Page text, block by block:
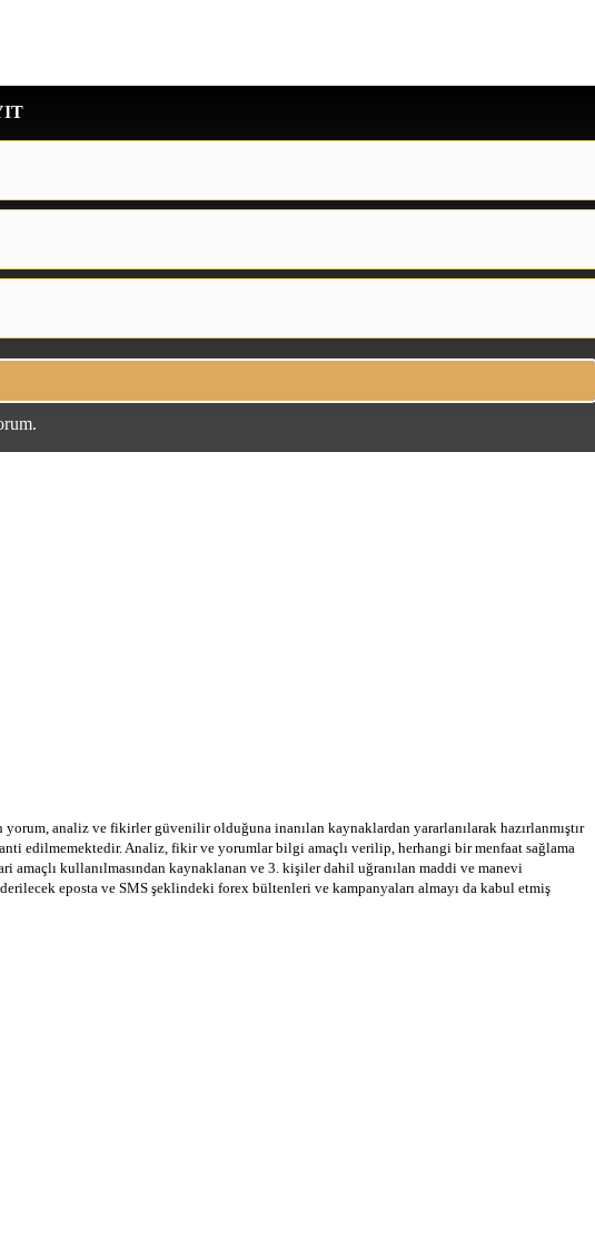
analiz ve fikirler güvenilir olduğuna inanılan kaynaklardan yararlanılarak hazırlanmıştır
edilmemektedir. Analiz, fikir ve yorumlar bilgi amaçlı verilip, herhangi bir menfaat sağlama
kullanılmasından kaynaklanan ve 3. kişiler dahil uğranılan maddi ve manevi
eposta ve SMS şeklindeki forex bültenleri ve kampanyaları almayı da kabul etmiş